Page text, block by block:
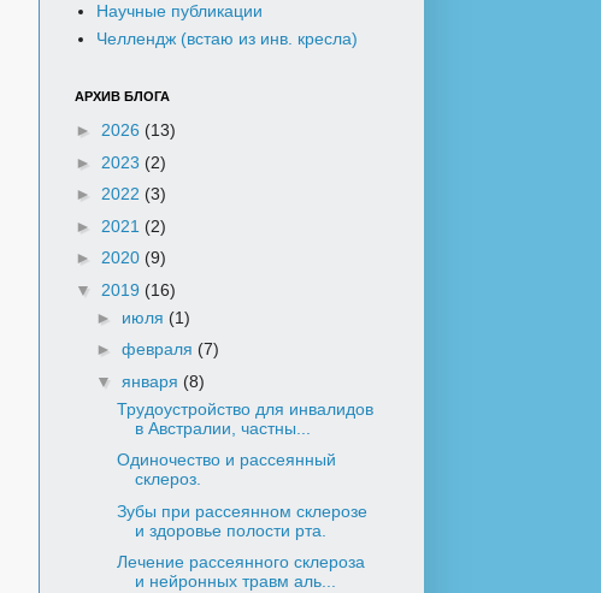
Научные публикации
Челлендж (встаю из инв. кресла)
АРХИВ БЛОГА
► 2026 (13)
► 2023 (2)
► 2022 (3)
► 2021 (2)
► 2020 (9)
▼ 2019 (16)
► июля (1)
► февраля (7)
▼ января (8)
Трудоустройство для инвалидов
в Австралии, частны...
Одиночество и рассеянный
склероз.
Зубы при рассеянном склерозе
и здоровье полости рта.
Лечение рассеянного склероза
и нейронных травм аль...